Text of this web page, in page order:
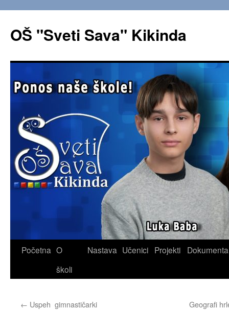
OŠ "Sveti Sava" Kikinda
Skip
Početna O
školi
Nastava Učenici Projekti Dokumenta
← Uspeh gimnastičarki Geografi